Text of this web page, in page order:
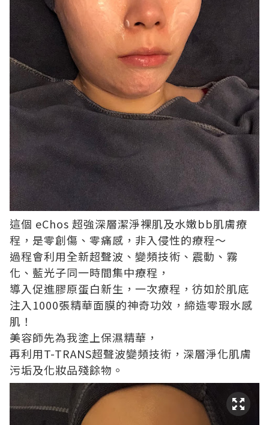
這個 eChos 超強深層潔淨裸肌及水嫩bb肌膚療
程，是零創傷、零痛感，非入侵性的療程～
過程會利用全新超聲波、變頻技術、震動、霧
化、藍光子同一時間集中療程，
導入促進膠原蛋白新生，一次療程，彷如於肌底
注入1000張精華面膜的神奇功效，締造零瑕水感
肌！
美容師先為我塗上保濕精華，
再利用T-TRANS超聲波變頻技術，深層淨化肌膚
污垢及化妝品殘餘物。